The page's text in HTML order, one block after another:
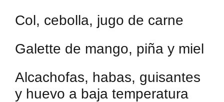
Col, cebolla, jugo de carne
Galette de mango, piña y miel
Alcachofas, habas, guisantes
y huevo a baja temperatura